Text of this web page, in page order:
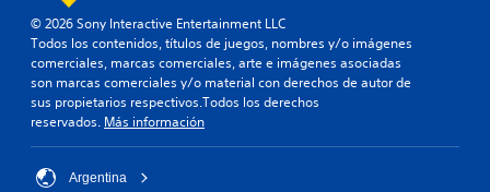
© 2026 Sony Interactive Entertainment LLC
Todos los contenidos, títulos de juegos, nombres y/o imágenes
comerciales, marcas comerciales, arte e imágenes asociadas
son marcas comerciales y/o material con derechos de autor de
sus propietarios respectivos.Todos los derechos
reservados. Más información
Argentina